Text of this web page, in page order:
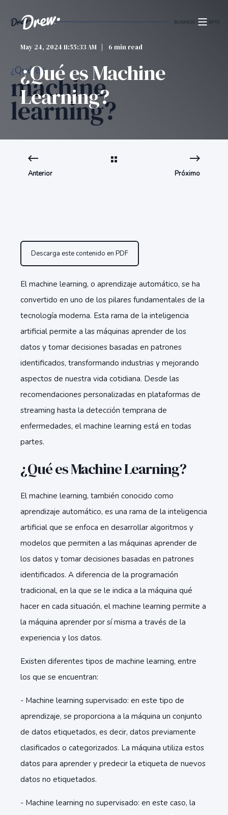
May 24, 2024 11:55:33 AM 6 min read
¿Qué es Machine
Learning?
Anterior Próximo
Descarga este contenido en PDF
El machine learning, o aprendizaje automático, se ha
convertido en uno de los pilares fundamentales de la
tecnología moderna. Esta rama de la inteligencia
artificial permite a las máquinas aprender de los
datos y tomar decisiones basadas en patrones
identificados, transformando industrias y mejorando
aspectos de nuestra vida cotidiana. Desde las
recomendaciones personalizadas en plataformas de
streaming hasta la detección temprana de
enfermedades, el machine learning está en todas
partes.
¿Qué es Machine Learning?
El machine learning, también conocido como
aprendizaje automático, es una rama de la inteligencia
artificial que se enfoca en desarrollar algoritmos y
modelos que permiten a las máquinas aprender de
los datos y tomar decisiones basadas en patrones
identificados. A diferencia de la programación
tradicional, en la que se le indica a la máquina qué
hacer en cada situación, el machine learning permite a
la máquina aprender por sí misma a través de la
experiencia y los datos.
Existen diferentes tipos de machine learning, entre
los que se encuentran:
- Machine learning supervisado: en este tipo de
aprendizaje, se proporciona a la máquina un conjunto
de datos etiquetados, es decir, datos previamente
clasificados o categorizados. La máquina utiliza estos
datos para aprender y predecir la etiqueta de nuevos
datos no etiquetados.
- Machine learning no supervisado: en este caso, la